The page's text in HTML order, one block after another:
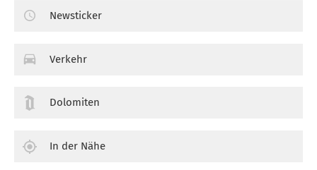
Newsticker
Verkehr
Dolomiten
In der Nähe